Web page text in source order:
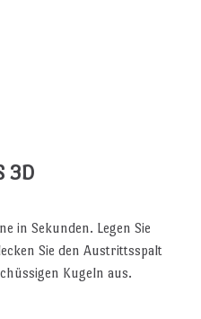
3D
in Sekunden. Legen Sie
Sie den Austrittsspalt
Kugeln aus.